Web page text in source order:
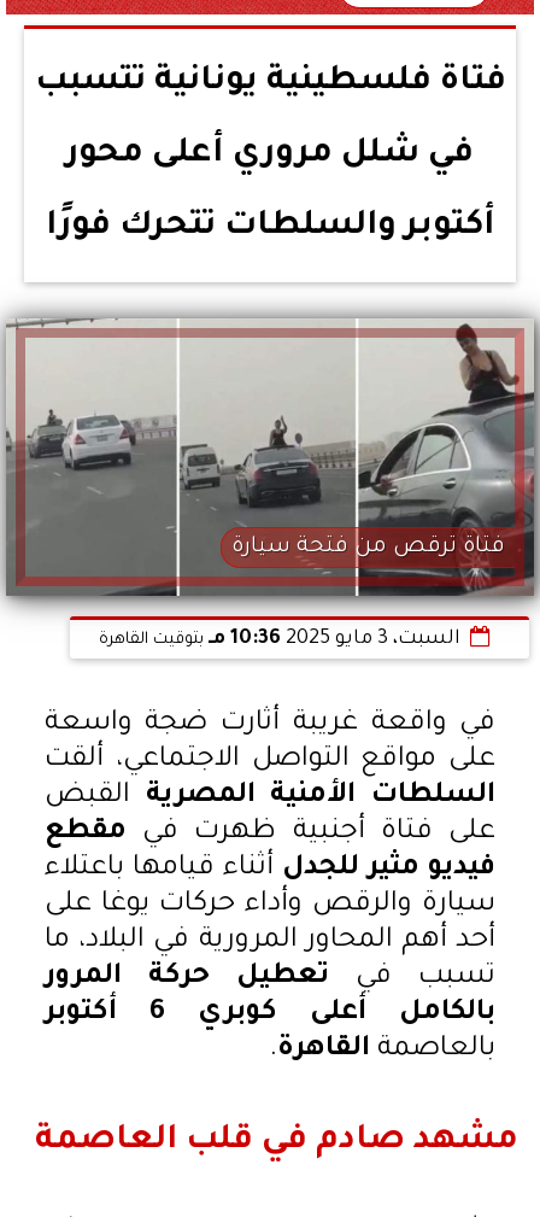
فتاة فلسطينية يونانية تتسبب
في شلل مروري أعلى محور
أكتوبر والسلطات تتحرك فورًا
فتاة ترقص من فتحة سيارة
السبت، 3 مايو 2025 10:36 مـ بتوقيت القاهرة
في واقعة غريبة أثارت ضجة واسعة
على مواقع التواصل الاجتماعي، ألقت
السلطات الأمنية المصرية القبض
على فتاة أجنبية ظهرت في مقطع
فيديو مثير للجدل أثناء قيامها باعتلاء
سيارة والرقص وأداء حركات يوغا على
أحد أهم المحاور المرورية في البلاد، ما
تسبب في تعطيل حركة المرور
بالكامل أعلى كوبري 6 أكتوبر
بالعاصمة القاهرة.
مشهد صادم في قلب العاصمة